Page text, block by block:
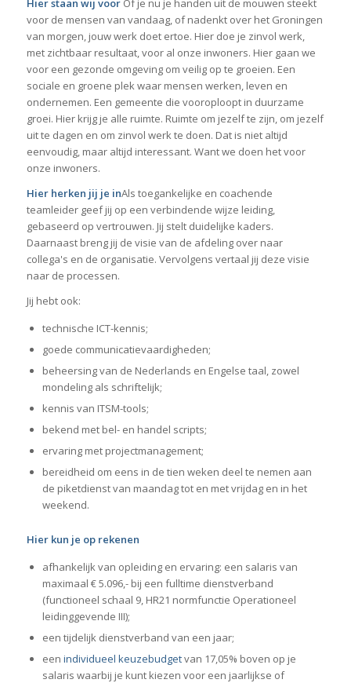
Hier staan wij voor Of je nu je handen uit de mouwen steekt
voor de mensen van vandaag, of nadenkt over het Groningen
van morgen, jouw werk doet ertoe. Hier doe je zinvol werk,
met zichtbaar resultaat, voor al onze inwoners. Hier gaan we
voor een gezonde omgeving om veilig op te groeien. Een
sociale en groene plek waar mensen werken, leven en
ondernemen. Een gemeente die vooroploopt in duurzame
groei. Hier krijg je alle ruimte. Ruimte om jezelf te zijn, om jezelf
uit te dagen en om zinvol werk te doen. Dat is niet altijd
eenvoudig, maar altijd interessant. Want we doen het voor
onze inwoners.
Hier herken jij je inAls toegankelijke en coachende
teamleider geef jij op een verbindende wijze leiding,
gebaseerd op vertrouwen. Jij stelt duidelijke kaders.
Daarnaast breng jij de visie van de afdeling over naar
collega's en de organisatie. Vervolgens vertaal jij deze visie
naar de processen.
Jij hebt ook:
technische ICT-kennis;
goede communicatievaardigheden;
beheersing van de Nederlands en Engelse taal, zowel
mondeling als schriftelijk;
kennis van ITSM-tools;
bekend met bel- en handel scripts;
ervaring met projectmanagement;
bereidheid om eens in de tien weken deel te nemen aan
de piketdienst van maandag tot en met vrijdag en in het
weekend.
Hier kun je op rekenen
afhankelijk van opleiding en ervaring: een salaris van
maximaal € 5.096,- bij een fulltime dienstverband
(functioneel schaal 9, HR21 normfunctie Operationeel
leidinggevende III);
een tijdelijk dienstverband van een jaar;
een individueel keuzebudgetvan 17,05% boven op je
salaris waarbij je kunt kiezen voor een jaarlijkse of